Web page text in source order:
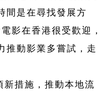
間是在尋找發展方
影在香港很受歡迎，
推動影業多嘗試，走
新措施，推動本地流